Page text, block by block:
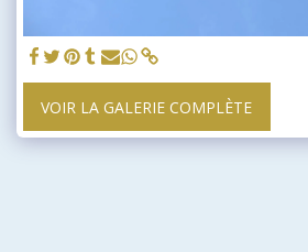
VOIR LA GALERIE COMPLÈTE